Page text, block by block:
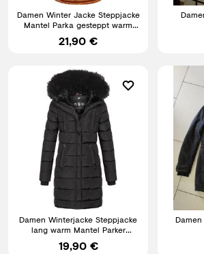
Damen Winter Jacke Steppjacke
Mantel Parka gesteppt warm
Cinnamon M V1019 B-14
21,90 €
Damen Winterjacke Steppjacke
lang warm Mantel Parker
Schwarz XL V157 R3-E
19,90 €